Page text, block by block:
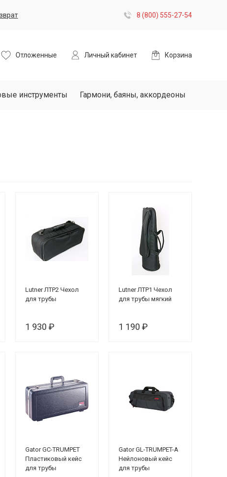
8 (800) 555-27-54
Отложенные Личный кабинет Корзина
инструменты Гармони, баяны, аккордеоны
Lutner ЛТР2 Чехол
для трубы
1 930 ₽
Lutner ЛТР1 Чехол
для трубы мягкий
1 190 ₽
Gator GC-TRUMPET
Пластиковый кейс
для трубы
Gator GL-TRUMPET-A
Нейлоновый кейс
для трубы